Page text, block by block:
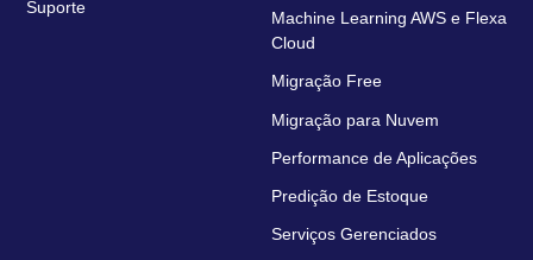
Suporte
Machine Learning AWS e Flexa
Cloud
Migração Free
Migração para Nuvem
Performance de Aplicações
Predição de Estoque
Serviços Gerenciados